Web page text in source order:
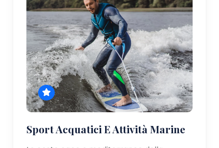
Sport Acquatici E Attività Marine